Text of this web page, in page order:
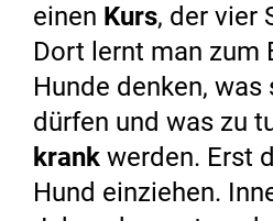
einen Kurs, der vier
Dort lernt man zum
Hunde denken, was
dürfen und was zu
krank werden. Erst
Hund einziehen.